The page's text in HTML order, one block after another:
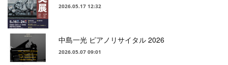
2026.05.17 12:32
中島一光 ピアノリサイタル 2026
2026.05.07 09:01